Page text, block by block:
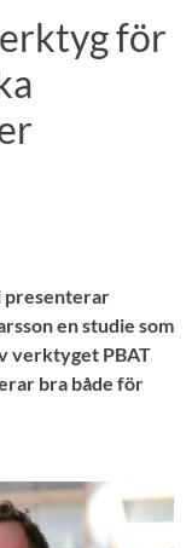
för
presenterar
en studie som
verktyget PBAT
bra både för